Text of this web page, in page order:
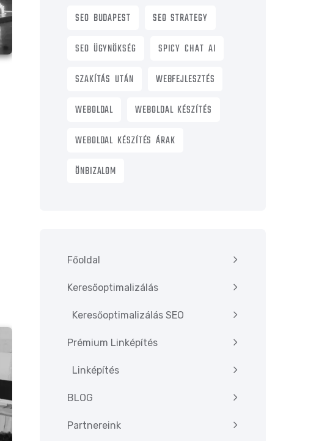
SEO BUDAPEST
SEO STRATEGY
SEO ÜGYNÖKSÉG
SPICY CHAT AI
SZAKÍTÁS UTÁN
WEBFEJLESZTÉS
WEBOLDAL
WEBOLDAL KÉSZÍTÉS
WEBOLDAL KÉSZÍTÉS ÁRAK
ÖNBIZALOM
Főoldal
Keresőoptimalizálás
Keresőoptimalizálás SEO
Prémium Linképítés
Linképítés
BLOG
Partnereink